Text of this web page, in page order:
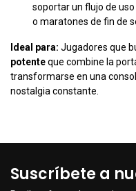
soportar un flujo de
o maratones de fin de
Ideal para: Jugadores que
potenteque combine la
transformarse en una
nostalgia constante.
Suscríbete a